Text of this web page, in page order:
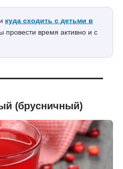
куда сходить с детьми в
провести время активно и с
(брусничный)